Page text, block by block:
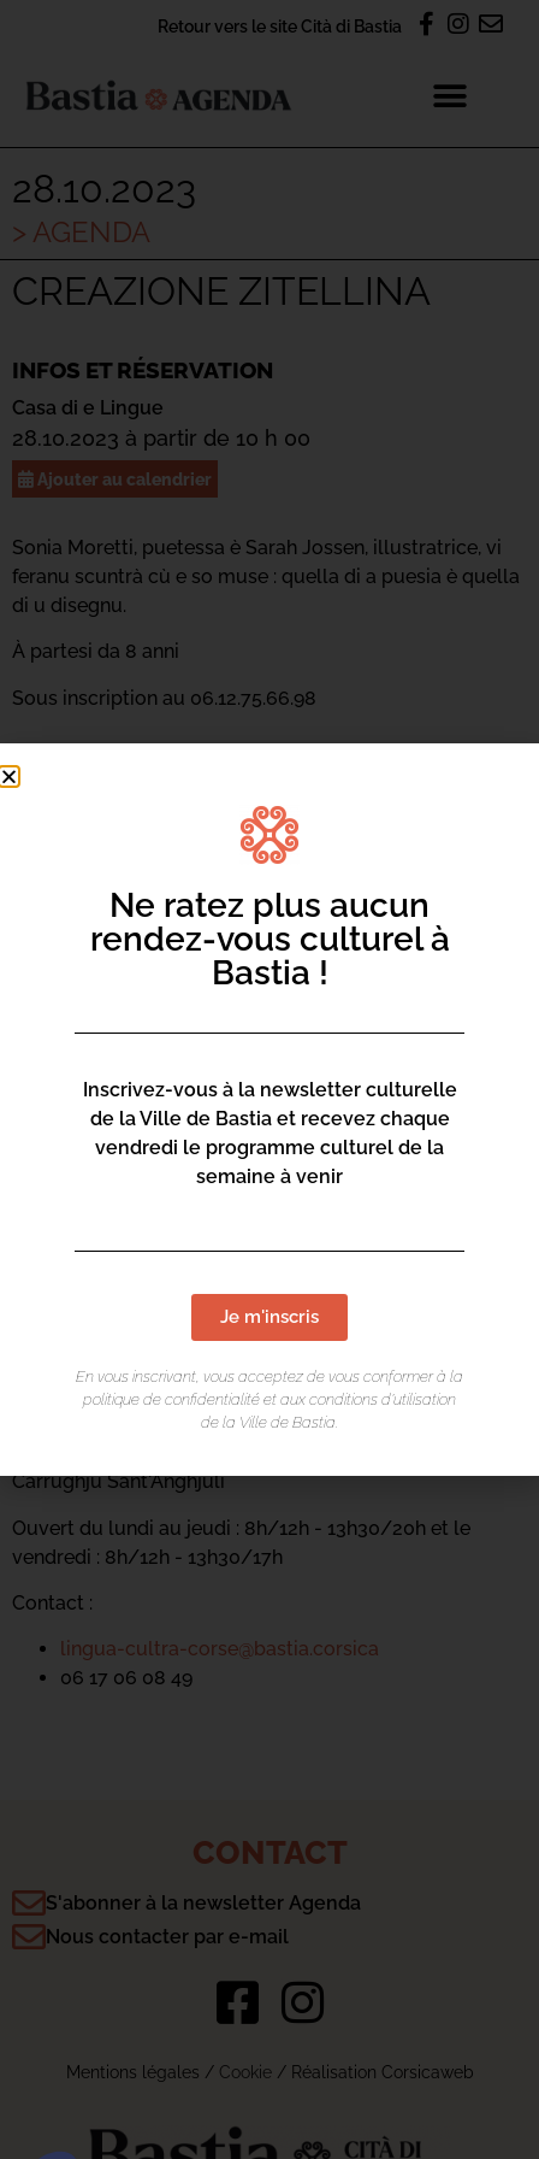
Retour vers le site Cità di Bastia
28.10.2023
> AGENDA
CREAZIONE ZITELLINA
INFOS ET RÉSERVATION
Casa di e Lingue
28.10.2023 à partir de 10 h 00
Ajouter au calendrier
Sonia Moretti, puetessa è Sarah Jossen, illustratrice, vi
feranu scuntrà cù e so muse : quella di a puesia è quella
di u disegnu.
À partesi da 8 anni
Sous inscription au 06.12.75.66.98
LIEU DE L'ÉVÉNEMENT
Carrughju Sant'Anghjuli
Ouvert du lundi au jeudi : 8h/12h - 13h30/20h et le
vendredi : 8h/12h - 13h30/17h
Contact :
lingua-cultra-corse@bastia.corsica
06 17 06 08 49
CONTACT
S'abonner à la newsletter Agenda
Nous contacter par e-mail
Mentions légales / Cookie/ Réalisation Corsicaweb
Ne ratez plus aucun
rendez-vous culturel à
Bastia !
Inscrivez-vous à la newsletter culturelle
de la Ville de Bastia et recevez chaque
vendredi le programme culturel de la
semaine à venir
Je m'inscris
En vous inscrivant, vous acceptez de vous conformer à la
politique de confidentialité et aux conditions d’utilisation
de la Ville de Bastia.